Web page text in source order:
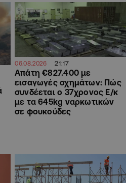
06.08.2026 21:17
Απάτη €827.400 με
εισαγωγές οχημάτων: Πώς
συνδέεται ο 37χρονος Ε/κ
με τα 645kg ναρκωτικών
σε φουκούδες